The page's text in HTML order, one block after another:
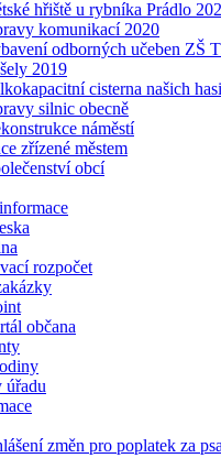
hřiště u rybníka Prádlo
komunikací 2020
odborných učeben ZŠ
2019
cisterna našich
silnic obecně
náměstí
zřízené městem
obcí
rozpočet
občana
úřadu
změn pro poplatek za psa